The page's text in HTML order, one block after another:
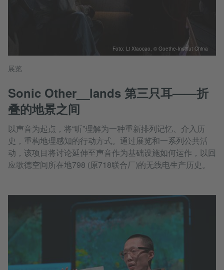
展览
Sonic Other__lands 第三只耳——折
叠的地景之间
以声音为起点，将“听”理解为一种重新排列记忆、介入历
史，重构地理感知的行动方式。通过展览和一系列公共活
动，该项目将讨论延伸至声音作为基础设施如何运作，以回
应歌德空间所在地798 (原718联合厂)的无线电生产历史。
Foto: Li Xiaocao, © Goethe-Institut China